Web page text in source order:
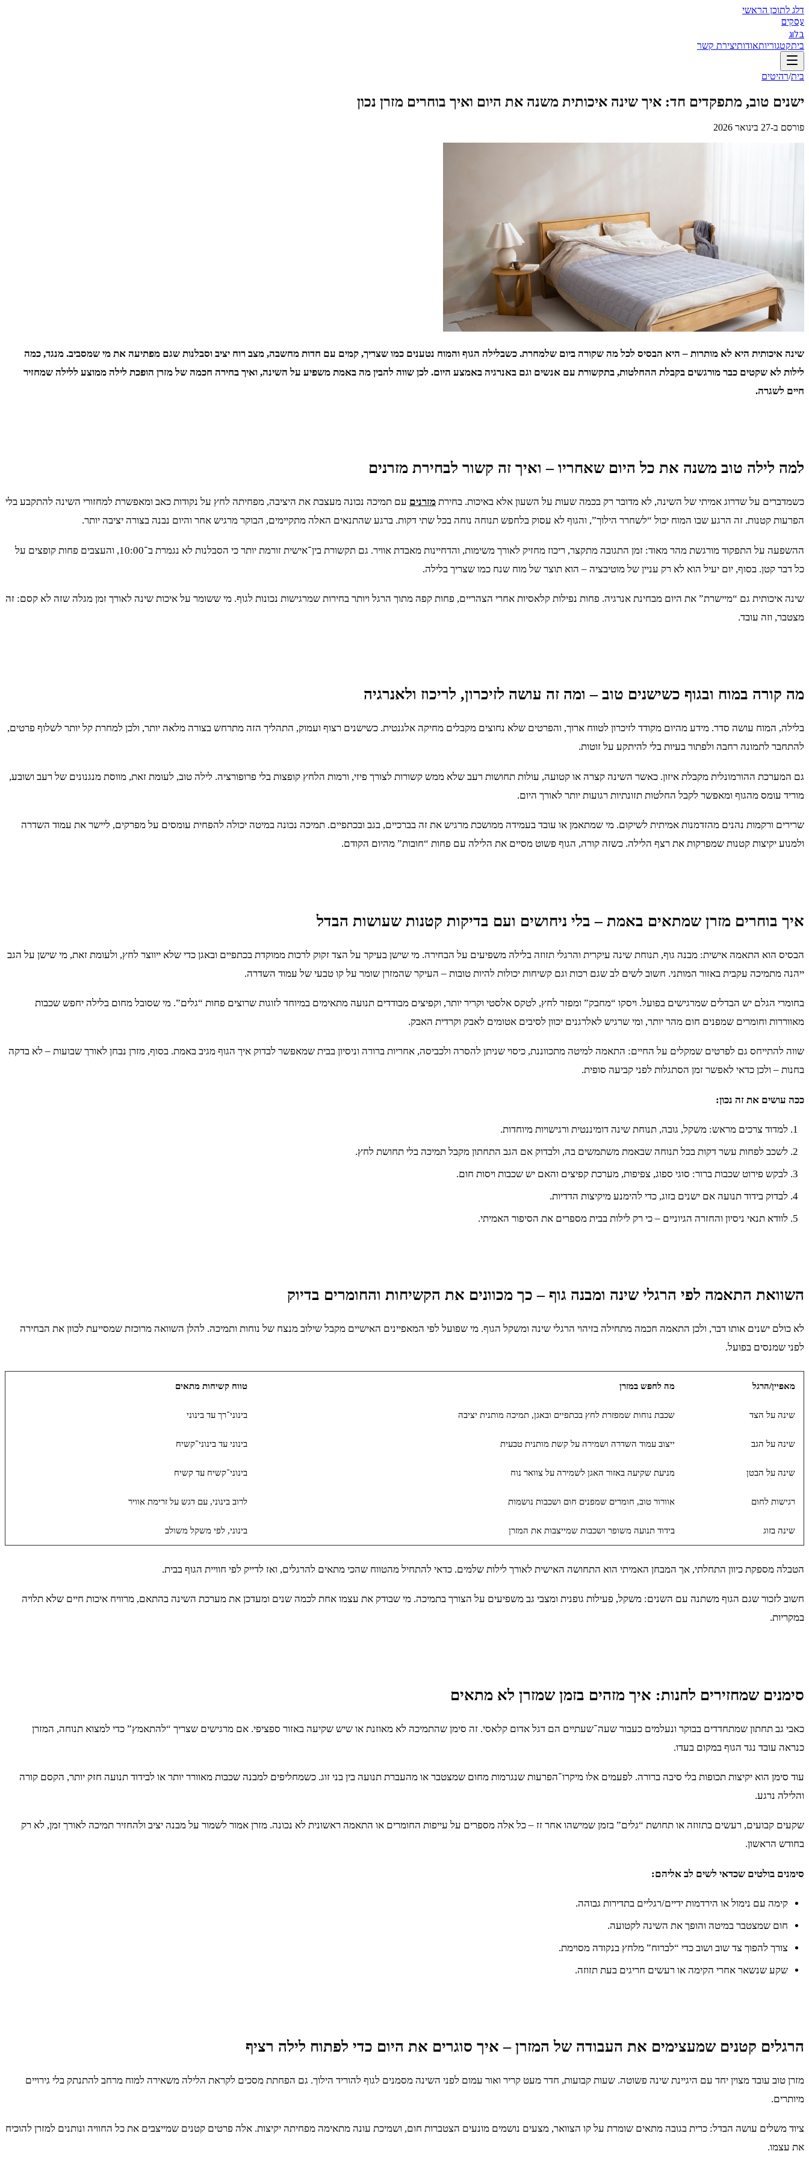
דלג לתוכן הראשי
עסקים
בלוג
ביתקטגוריותאודותיצירת קשר
בית/רהיטים
ישנים טוב, מתפקדים חד: איך שינה איכותית משנה את היום ואיך בוחרים מזרן נכון
פורסם ב-27 בינואר 2026
שינה איכותית היא לא מותרות – היא הבסיס לכל מה שקורה ביום שלמחרת. כשבלילה הגוף והמוח נטענים כמו שצריך, קמים עם חדות מחשבה, מצב רוח יציב וסבלנות שגם מפתיעה את מי שמסביב. מנגד, כמה
לילות לא שקטים כבר מורגשים בקבלת ההחלטות, בתקשורת עם אנשים וגם באנרגיה באמצע היום. לכן שווה להבין מה באמת משפיע על השינה, ואיך בחירה חכמה של מזרן הופכת לילה ממוצע ללילה שמחזיר
חיים לשגרה.
למה לילה טוב משנה את כל היום שאחריו – ואיך זה קשור לבחירת מזרנים
כשמדברים על שדרוג אמיתי של השינה, לא מדובר רק בכמה שעות על השעון אלא באיכות. בחירת מזרנים עם תמיכה נכונה מעצבת את היציבה, מפחיתה לחץ על נקודות כאב ומאפשרת למחזורי השינה להתקבע בלי
הפרעות קטנות. זה הרגע שבו המוח יכול “לשחרר הילוך”, והגוף לא עסוק בלחפש תנוחה נוחה בכל שתי דקות. ברגע שהתנאים האלה מתקיימים, הבוקר מרגיש אחר והיום נבנה בצורה יציבה יותר.
ההשפעה על התפקוד מורגשת מהר מאוד: זמן התגובה מתקצר, ריכוז מחזיק לאורך משימות, והדחיינות מאבדת אוויר. גם תקשורת בין־אישית זורמת יותר כי הסבלנות לא נגמרת ב־10:00, והעצבים פחות קופצים על
כל דבר קטן. בסוף, יום יעיל הוא לא רק עניין של מוטיבציה – הוא תוצר של מוח שנח כמו שצריך בלילה.
שינה איכותית גם “מיישרת” את היום מבחינת אנרגיה. פחות נפילות קלאסיות אחרי הצהריים, פחות קפה מתוך הרגל ויותר בחירות שמרגישות נכונות לגוף. מי ששומר על איכות שינה לאורך זמן מגלה שזה לא קסם: זה
מצטבר, וזה עובד.
מה קורה במוח ובגוף כשישנים טוב – ומה זה עושה לזיכרון, לריכוז ולאנרגיה
בלילה, המוח עושה סדר. מידע מהיום מקודד לזיכרון לטווח ארוך, והפרטים שלא נחוצים מקבלים מחיקה אלגנטית. כשישנים רצוף ועמוק, התהליך הזה מתרחש בצורה מלאה יותר, ולכן למחרת קל יותר לשלוף פרטים,
להתחבר לתמונה רחבה ולפתור בעיות בלי להיתקע על זוטות.
גם המערכת ההורמונלית מקבלת איזון. כאשר השינה קצרה או קטועה, עולות תחושות רעב שלא ממש קשורות לצורך פיזי, ורמות הלחץ קופצות בלי פרופורציה. לילה טוב, לעומת זאת, מווסת מנגנונים של רעב ושובע,
מוריד עומס מהגוף ומאפשר לקבל החלטות תזונתיות רגועות יותר לאורך היום.
שרירים ורקמות נהנים מהזדמנות אמיתית לשיקום. מי שמתאמן או עובד בעמידה ממושכת מרגיש את זה בברכיים, בגב ובכתפיים. תמיכה נכונה במיטה יכולה להפחית עומסים על מפרקים, ליישר את עמוד השדרה
ולמנוע יקיצות קטנות שמפרקות את רצף הלילה. כשזה קורה, הגוף פשוט מסיים את הלילה עם פחות “חובות” מהיום הקודם.
איך בוחרים מזרן שמתאים באמת – בלי ניחושים ועם בדיקות קטנות שעושות הבדל
הבסיס הוא התאמה אישית: מבנה גוף, תנוחת שינה עיקרית והרגלי תזוזה בלילה משפיעים על הבחירה. מי שישן בעיקר על הצד זקוק לרכות ממוקדת בכתפיים ובאגן כדי שלא ייווצר לחץ, ולעומת זאת, מי שישן על הגב
ייהנה מתמיכה עקבית באזור המותני. חשוב לשים לב שגם רכות וגם קשיחות יכולות להיות טובות – העיקר שהמזרן שומר על קו טבעי של עמוד השדרה.
בחומרי הגלם יש הבדלים שמרגישים בפועל. ויסקו “מחבק” ומפזר לחץ, לטקס אלסטי וקריר יותר, וקפיצים מבודדים תנועה מתאימים במיוחד לזוגות שרוצים פחות “גלים”. מי שסובל מחום בלילה יחפש שכבות
מאווררות וחומרים שמפנים חום מהר יותר, ומי שרגיש לאלרגנים יכוון לסיבים אטומים לאבק וקרדית האבק.
שווה להתייחס גם לפרטים שמקלים על החיים: התאמה למיטה מתכווננת, כיסוי שניתן להסרה ולכביסה, אחריות ברורה וניסיון בבית שמאפשר לבדוק איך הגוף מגיב באמת. בסוף, מזרן נבחן לאורך שבועות – לא בדקה
בחנות – ולכן כדאי לאפשר זמן הסתגלות לפני קביעה סופית.
ככה עושים את זה נכון:
למדוד צרכים מראש: משקל, גובה, תנוחת שינה דומיננטית ורגישויות מיוחדות.
לשכב לפחות עשר דקות בכל תנוחה שבאמת משתמשים בה, ולבדוק אם הגב התחתון מקבל תמיכה בלי תחושת לחץ.
לבקש פירוט שכבות ברור: סוגי ספוג, צפיפות, מערכת קפיצים והאם יש שכבות ויסות חום.
לבדוק בידוד תנועה אם ישנים בזוג, כדי להימנע מיקיצות הדדיות.
לוודא תנאי ניסיון והחזרה הגיוניים – כי רק לילות בבית מספרים את הסיפור האמיתי.
השוואת התאמה לפי הרגלי שינה ומבנה גוף – כך מכוונים את הקשיחות והחומרים בדיוק
לא כולם ישנים אותו דבר, ולכן התאמה חכמה מתחילה בזיהוי הרגלי שינה ומשקל הגוף. מי שפועל לפי המאפיינים האישיים מקבל שילוב מנצח של נוחות ותמיכה. להלן השוואה מרוכזת שמסייעת לכוון את הבחירה
לפני שמנסים בפועל.
מאפיין/הרגל מה לחפש במזרן טווח קשיחות מתאים
שינה על הצד שכבת נוחות שמפזרת לחץ בכתפיים ובאגן, תמיכה מותנית יציבה בינוני־רך עד בינוני
שינה על הגב ייצוב עמוד השדרה ושמירה על קשת מותנית טבעית בינוני עד בינוני־קשיח
שינה על הבטן מניעת שקיעה באזור האגן לשמירה על צוואר נוח בינוני־קשיח עד קשיח
רגישות לחום אוורור טוב, חומרים שמפנים חום ושכבות נושמות לרוב בינוני, עם דגש על זרימת אוויר
שינה בזוג בידוד תנועה משופר ושכבות שמייצבות את המזרן בינוני, לפי משקל משולב
הטבלה מספקת כיוון התחלתי, אך המבחן האמיתי הוא התחושה האישית לאורך לילות שלמים. כדאי להתחיל מהטווח שהכי מתאים להרגלים, ואז לדייק לפי חוויית הגוף בבית.
חשוב לזכור שגם הגוף משתנה עם השנים: משקל, פעילות גופנית ומצבי גב משפיעים על הצורך בתמיכה. מי שבודק את עצמו אחת לכמה שנים ומעדכן את מערכת השינה בהתאם, מרוויח איכות חיים שלא תלויה
במקריות.
סימנים שמחזירים לחנות: איך מזהים בזמן שמזרן לא מתאים
כאבי גב תחתון שמתחדדים בבוקר ונעלמים כעבור שעה־שעתיים הם דגל אדום קלאסי. זה סימן שהתמיכה לא מאוזנת או שיש שקיעה באזור ספציפי. אם מרגישים שצריך “להתאמץ” כדי למצוא תנוחה, המזרן
כנראה עובד נגד הגוף במקום בעדו.
עוד סימן הוא יקיצות תכופות בלי סיבה ברורה. לפעמים אלו מיקרו־הפרעות שנגרמות מחום שמצטבר או מהעברת תנועה בין בני זוג. כשמחליפים למבנה שכבות מאוורר יותר או לבידוד תנועה חזק יותר, הקסם קורה
והלילה נרגע.
שקעים קבועים, רעשים בתזוזה או תחושת “גלים” בזמן שמישהו אחר זז – כל אלה מספרים על עייפות החומרים או התאמה ראשונית לא נכונה. מזרן אמור לשמור על מבנה יציב ולהחזיר תמיכה לאורך זמן, לא רק
בחודש הראשון.
סימנים בולטים שכדאי לשים לב אליהם:
קימה עם נימול או הירדמות ידיים/רגליים בתדירות גבוהה.
חום שמצטבר במיטה והופך את השינה לקטועה.
צורך להפוך צד שוב ושוב כדי “לברוח” מלחץ בנקודה מסוימת.
שקע שנשאר אחרי הקימה או רעשים חריגים בעת תזוזה.
הרגלים קטנים שמעצימים את העבודה של המזרן – איך סוגרים את היום כדי לפתוח לילה רציף
מזרן טוב עובד מצוין יחד עם היגיינת שינה פשוטה. שעות קבועות, חדר מעט קריר ואור עמום לפני השינה מסמנים לגוף להוריד הילוך. גם הפחתת מסכים לקראת הלילה משאירה למוח מרחב להתנתק בלי גירויים
מיותרים.
ציוד משלים עושה הבדל: כרית בגובה מתאים שומרת על קו הצוואר, מצעים נושמים מונעים הצטברות חום, ושמיכת עונה מתאימה מפחיתה יקיצות. אלה פרטים קטנים שמייצבים את כל החוויה ונותנים למזרן להוכיח
את עצמו.